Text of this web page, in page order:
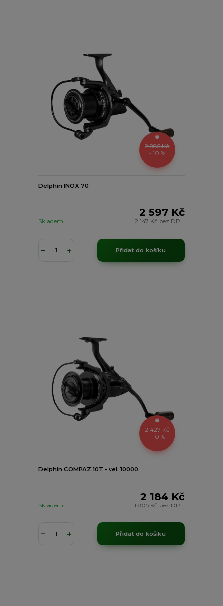
2 886 Kč
- 10 %
Delphin INOX 70
2 597 Kč
2 147 Kč bez DPH
Skladem
Přidat do košíku
2 427 Kč
- 10 %
Delphin COMPAZ 10T - vel. 10000
2 184 Kč
1 805 Kč bez DPH
Skladem
Přidat do košíku